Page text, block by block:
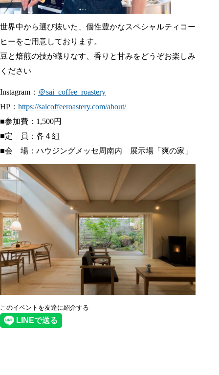
世界中から選び抜いた、個性豊かなスペシャルティコー
ヒーをご用意しております。
豆と焙煎の技が織りなす、香りと甘みをどうぞお楽しみ
ください
Instagram： ＠sai_coffee_roastery
HP： https://saicoffeeroastery.com/about/
■参加費：1,500円
■定 員：各４組
■会 場： ハウジングメッセ周南内 展示場「爽の家」
このイベントを友達に紹介する